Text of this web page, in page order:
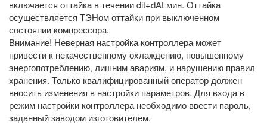
включается оттайка в течении dit÷dAt мин. Оттайка
осуществляется ТЭНом оттайки при выключенном
состоянии компрессора.
Внимание! Неверная настройка контроллера может
привести к некачественному охлаждению, повышенному
энергопотреблению, лишним авариям, и нарушению правил
хранения. Только квалифицированный оператор должен
вносить изменения в настройки параметров. Для входа в
режим настройки контроллера необходимо ввести пароль,
заданный заводом изготовителем.